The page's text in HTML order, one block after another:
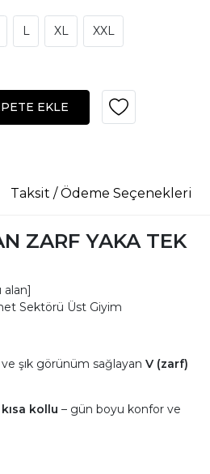
L XL XXL
EKLE
Taksit / Ödeme Seçenekleri
ZARF YAKA TEK
alan]
Sektörü Üst Giyim
şık görünüm sağlayan V (zarf)
kollu – gün boyu konfor ve